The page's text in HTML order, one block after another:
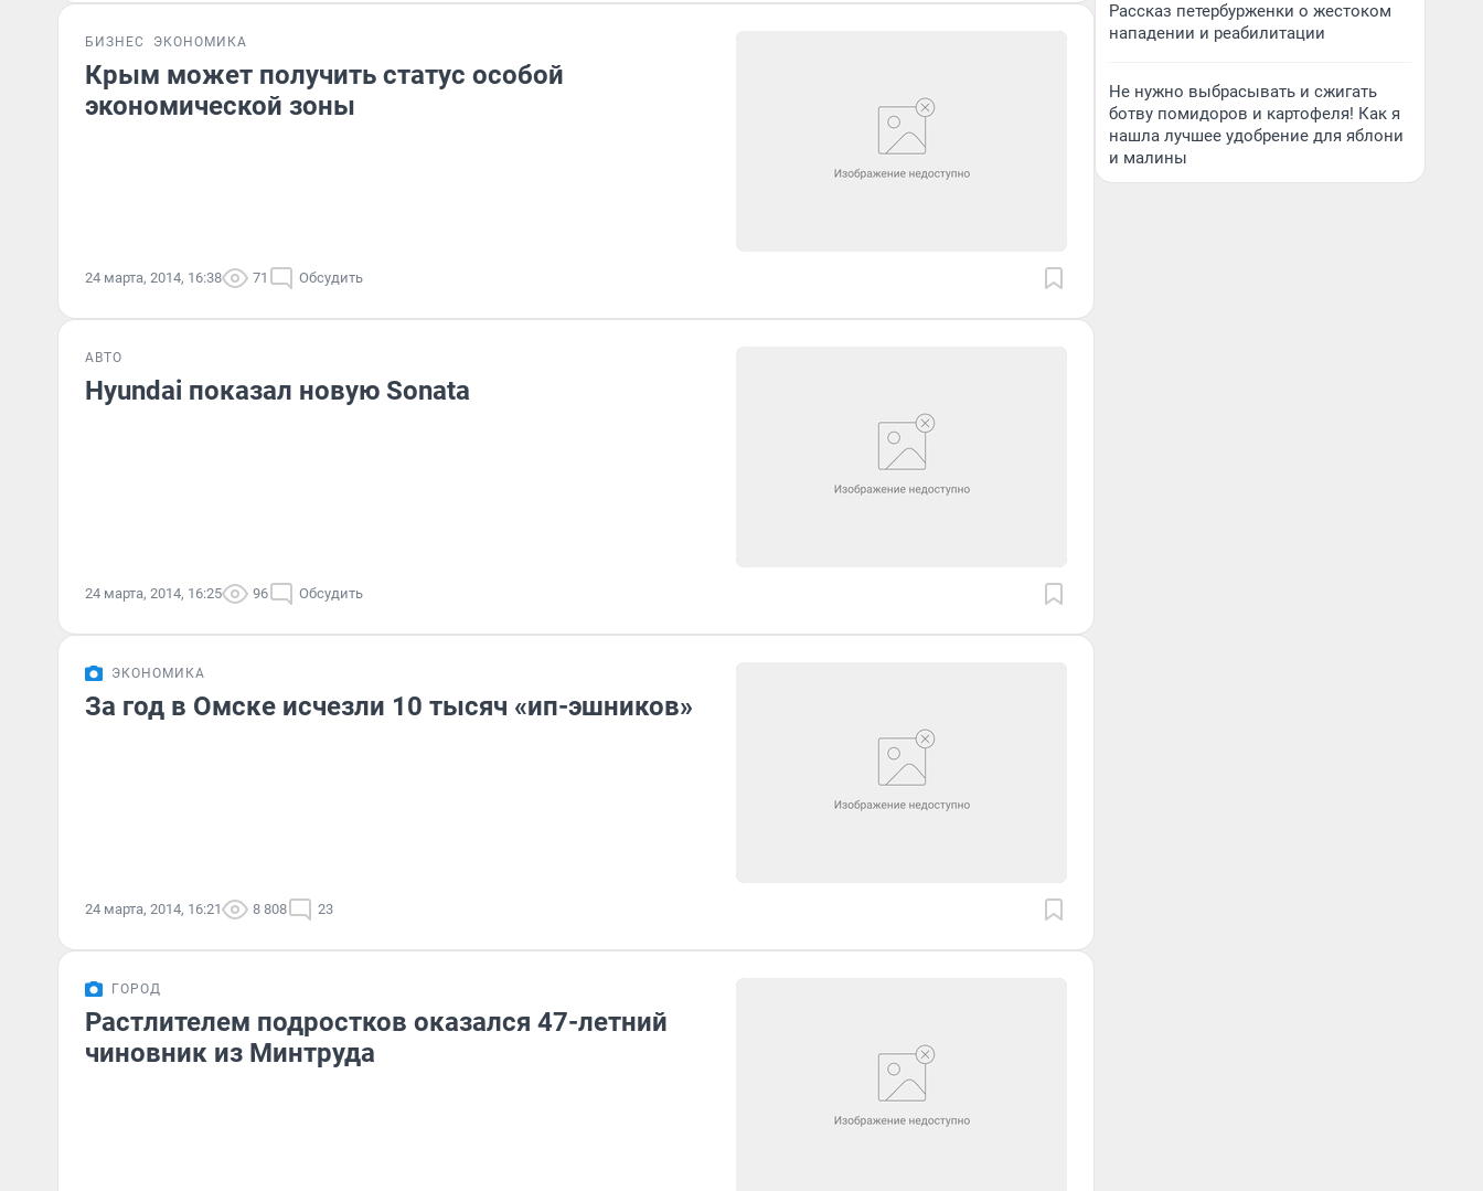
БИЗНЕС ЭКОНОМИКА
Крым может получить статус особой
экономической зоны
24 марта, 2014, 16:38 71 Обсудить
АВТО
Hyundai показал новую Sonata
24 марта, 2014, 16:25 96 Обсудить
ЭКОНОМИКА
За год в Омске исчезли 10 тысяч «ип-эшников»
24 марта, 2014, 16:21 8 808 23
ГОРОД
Растлителем подростков оказался 47-летний
чиновник из Минтруда
Рассказ петербурженки о жестоком
нападении и реабилитации
Не нужно выбрасывать и сжигать
ботву помидоров и картофеля! Как я
нашла лучшее удобрение для яблони
и малины